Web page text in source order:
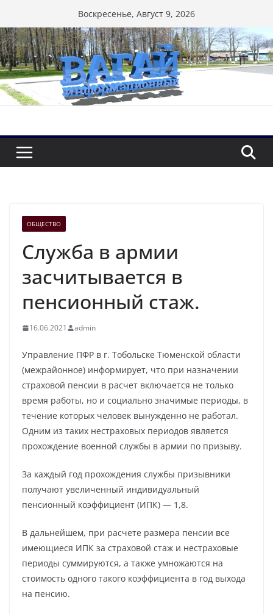
к
содержимому
Воскресенье, Август 9, 2026
ОБЩЕСТВО
Служба в армии
засчитывается в
пенсионный стаж.
16.06.2021 admin
Управление ПФР в г. Тобольске Тюменской области
(межрайонное) информирует, что при назначении
страховой пенсии в расчет включается не только
время работы, но и социально значимые периоды, в
течение которых человек вынужденно не работал.
Одним из таких нестраховых периодов является
прохождение военной службы в армии по призыву.
За каждый год прохождения службы призывники
получают увеличенный индивидуальный
пенсионный коэффициент (ИПК) — 1,8.
В дальнейшем, при расчете размера пенсии все
имеющиеся ИПК за страховой стаж и нестраховые
периоды суммируются, а также умножаются на
стоимость одного такого коэффициента в год выхода
на пенсию.